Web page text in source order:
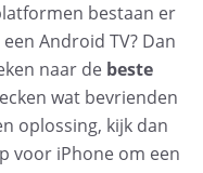
bestaan er
Android TV? Dan
naar de beste
wat bevrienden
oplossing, kijk dan
voor iPhone om een